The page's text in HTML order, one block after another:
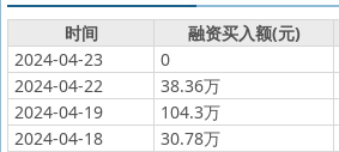
时间 融资买入额(元)
2024-04-23
0
2024-04-22
38.36万
2024-04-19
104.3万
2024-04-18
30.78万